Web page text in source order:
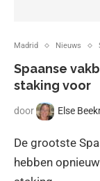
Madrid Nieuws
Spaanse
staking voor
door Else
De grootste
hebben